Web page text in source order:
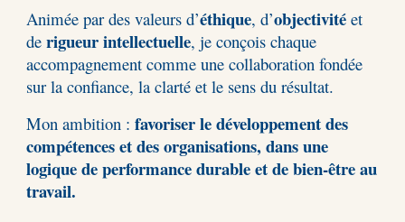
Animée par des valeurs d’éthique, d’objectivité et
derigueur intellectuelle, je conçois chaque
accompagnement comme une collaboration fondée
sur la confiance, la clarté et le sens du résultat.
Mon ambition :favoriser le développement des
compétences et des organisations, dans une
logique de performance durable et de bien-être au
travail.